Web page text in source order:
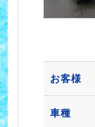
お客様
車種